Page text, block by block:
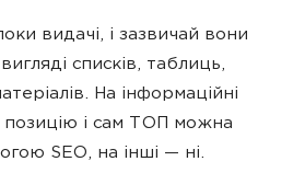
видачі, і зазвичай вони
списків, таблиць,
На інформаційні
позицію і сам ТОП можна
SEO, на інші — ні.